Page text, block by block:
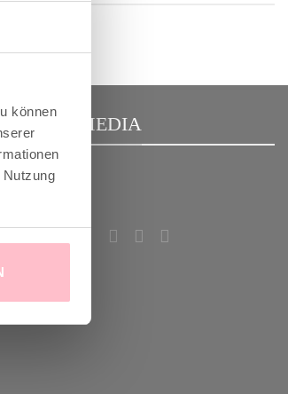
können
SOCIAL MEDIA